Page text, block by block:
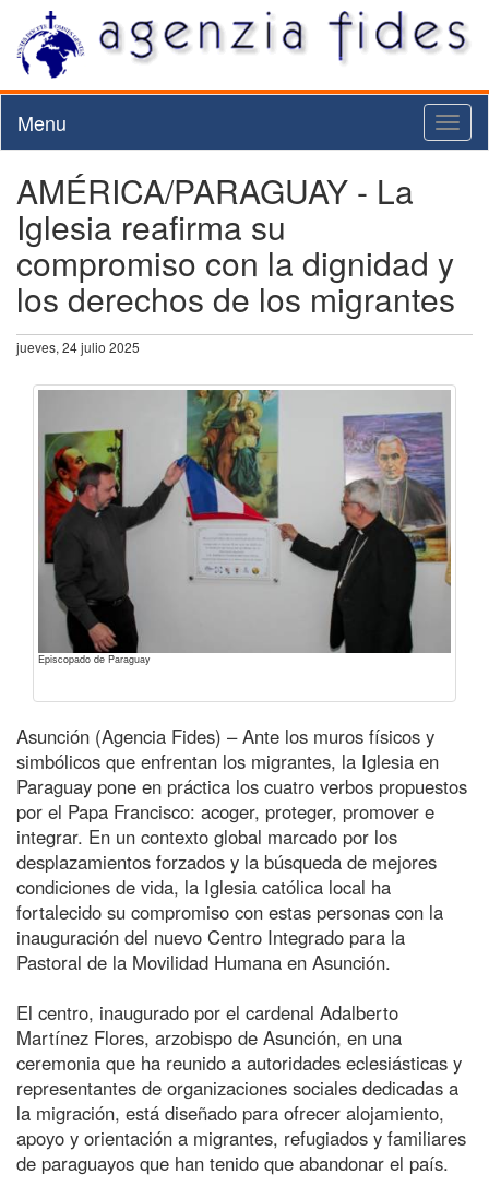
Menu
AMÉRICA/PARAGUAY - La
Iglesia reafirma su
compromiso con la dignidad y
los derechos de los migrantes
jueves, 24 julio 2025
Episcopado de Paraguay
Asunción (Agencia Fides) – Ante los muros físicos y
simbólicos que enfrentan los migrantes, la Iglesia en
Paraguay pone en práctica los cuatro verbos propuestos
por el Papa Francisco: acoger, proteger, promover e
integrar. En un contexto global marcado por los
desplazamientos forzados y la búsqueda de mejores
condiciones de vida, la Iglesia católica local ha
fortalecido su compromiso con estas personas con la
inauguración del nuevo Centro Integrado para la
Pastoral de la Movilidad Humana en Asunción.
El centro, inaugurado por el cardenal Adalberto
Martínez Flores, arzobispo de Asunción, en una
ceremonia que ha reunido a autoridades eclesiásticas y
representantes de organizaciones sociales dedicadas a
la migración, está diseñado para ofrecer alojamiento,
apoyo y orientación a migrantes, refugiados y familiares
de paraguayos que han tenido que abandonar el país.